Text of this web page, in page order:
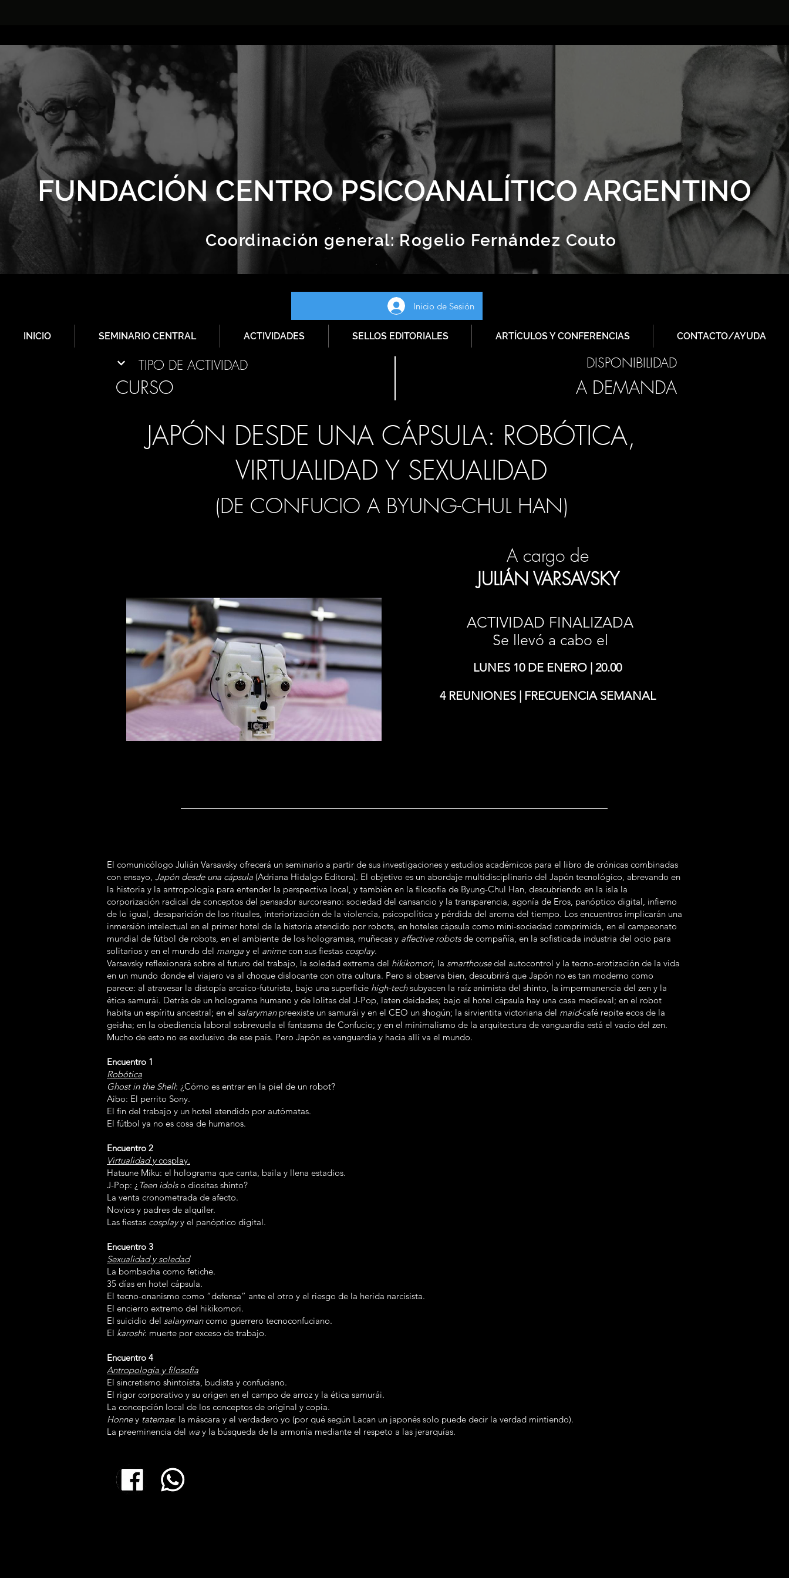
FUNDACIÓN CENTRO PSICOANALÍTICO ARGENTINO
Coordinación general:Rogelio Fernández Couto
Inicio de Sesión
INICIO SEMINARIO CENTRAL ACTIVIDADES SELLOS EDITORIALES ARTÍCULOS Y CONFERENCIAS CONTACTO/AYUDA
TIPO DE ACTIVIDAD
CURSO
DISPONIBILIDAD
A DEMANDA
JAPÓN DESDE UNA CÁPSULA: ROBÓTICA,
VIRTUALIDAD Y SEXUALIDAD
(DE CONFUCIO A BYUNG-CHUL HAN)
A cargo de
JULIÁN VARSAVSKY
ACTIVIDAD FINALIZADA
Se llevó a cabo el
LUNES 10 DE ENERO | 20.00
4 REUNIONES | FRECUENCIA SEMANAL
El comunicólogo Julián Varsavsky ofrecerá un seminario a partir de sus investigaciones y estudios académicos para el libro de crónicas combinadas
con ensayo, Japón desde una cápsula (Adriana Hidalgo Editora). El objetivo es un abordaje multidisciplinario del Japón tecnológico, abrevando en
la historia y la antropología para entender la perspectiva local, y también en la filosofía de Byung-Chul Han, descubriendo en la isla la
corporización radical de conceptos del pensador surcoreano: sociedad del cansancio y la transparencia, agonía de Eros, panóptico digital, infierno
de lo igual, desaparición de los rituales, interiorización de la violencia, psicopolítica y pérdida del aroma del tiempo. Los encuentros implicarán una
inmersión intelectual en el primer hotel de la historia atendido por robots, en hoteles cápsula como mini-sociedad comprimida, en el campeonato
mundial de fútbol de robots, en el ambiente de los hologramas, muñecas y affective robotsde compañía, en la sofisticada industria del ocio para
solitarios y en el mundo del manga y el animecon sus fiestas cosplay.
Varsavsky reflexionará sobre el futuro del trabajo, la soledad extrema del hikikomori, la smarthousedel autocontrol y la tecno-erotización de la vida
en un mundo donde el viajero va al choque dislocante con otra cultura. Pero si observa bien, descubrirá que Japón no es tan moderno como
parece: al atravesar la distopía arcaico-futurista, bajo una superficie high-techsubyacen la raíz animista del shinto, la impermanencia del zen y la
ética samurái. Detrás de un holograma humano y de lolitas del J-Pop, laten deidades; bajo el hotel cápsula hay una casa medieval; en el robot
habita un espíritu ancestral; en el salarymanpreexiste un samurái y en el CEO un shogún; la sirvientita victoriana del maid-café repite ecos de la
geisha; en la obediencia laboral sobrevuela el fantasma de Confucio; y en el minimalismo de la arquitectura de vanguardia está el vacío del zen.
Mucho de esto no es exclusivo de ese país. Pero Japón es vanguardia y hacia allí va el mundo.
Encuentro 1
Robótica
Ghost in the Shell: ¿Cómo es entrar en la piel de un robot?
Aibo: El perrito Sony.
El fin del trabajo y un hotel atendido por autómatas.
El fútbol ya no es cosa de humanos.
Encuentro 2
Virtualidad ycosplay.
Hatsune Miku: el holograma que canta, baila y llena estadios.
J-Pop: ¿ Teen idolso diositas shinto?
La venta cronometrada de afecto.
Novios y padres de alquiler.
Las fiestas cosplayy el panóptico digital.
Encuentro 3
Sexualidad y soledad
La bombacha como fetiche.
35 días en hotel cápsula.
El tecno-onanismo como “defensa” ante el otro y el riesgo de la herida narcisista.
El encierro extremo del hikikomori.
El suicidio del salarymancomo guerrero tecnoconfuciano.
El karoshi: muerte por exceso de trabajo.
Encuentro 4
Antropología y filosofía
El sincretismo shintoísta, budista y confuciano.
El rigor corporativo y su origen en el campo de arroz y la ética samurái.
La concepción local de los conceptos de original y copia.
Honney tatemae: la máscara y el verdadero yo (por qué según Lacan un japonés solo puede decir la verdad mintiendo).
La preeminencia del wa y la búsqueda de la armonía mediante el respeto a las jerarquías.